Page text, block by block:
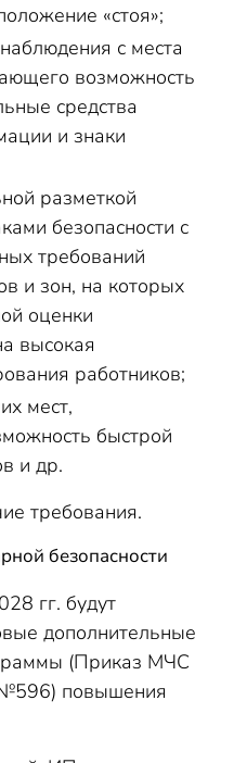
«стоя»;
с места
возможность
средства
и знаки
разметкой
безопасности с
требований
и зон, на которых
оценки
высокая
работников;
мест,
быстрой
и др.
требования.
безопасности
гг. будут
дополнительные
(Приказ МЧС
повышения